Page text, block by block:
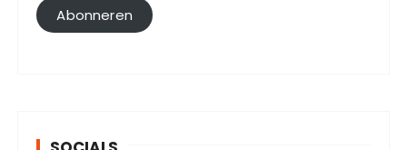
l
a
Abonneren